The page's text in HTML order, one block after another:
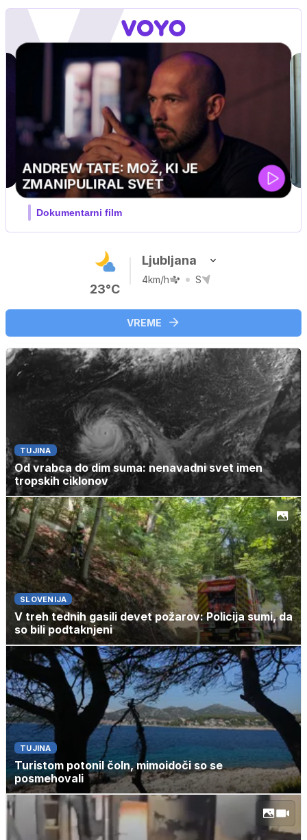
MOJ PRIJATELJ PINGVIN
Film meseca / družinski, pustolovski
23°C
Ljubljana
4km/h S
VREME
TUJINA
Od vrabca do dim suma: nenavadni svet imen
tropskih ciklonov
SLOVENIJA
V treh tednih gasili devet požarov: Policija sumi, da
so bili podtaknjeni
TUJINA
Turistom potonil čoln, mimoidoči so se
posmehovali